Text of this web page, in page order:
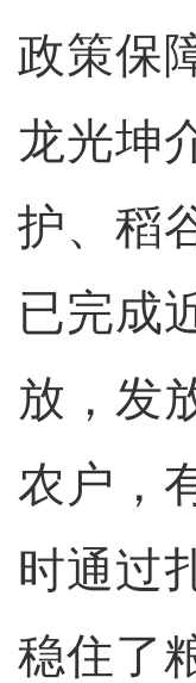
政策保
龙光坤
护、稻
已完成
放，发
农户，
时通过
稳住了